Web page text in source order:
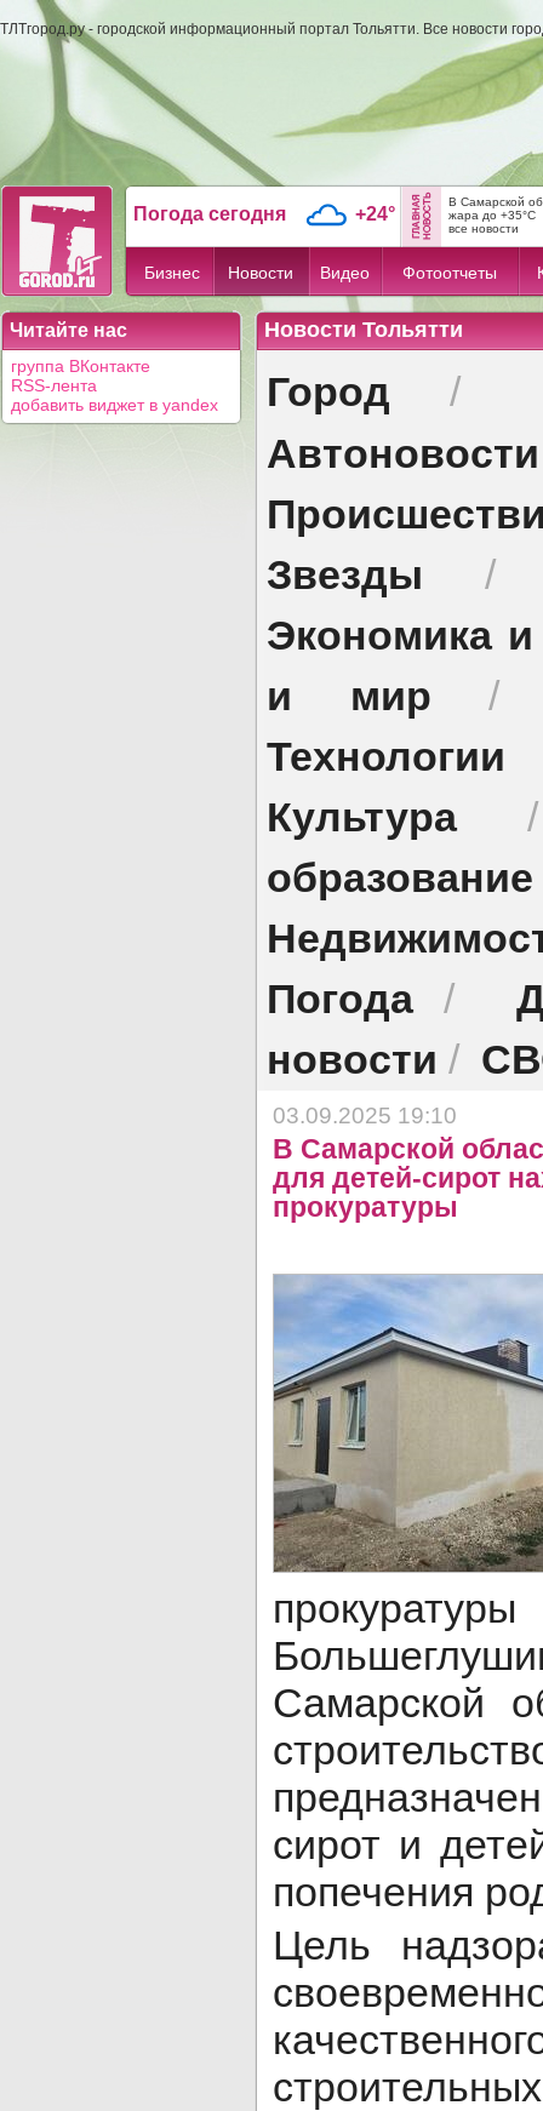
ТЛТгород.ру - городской информационный портал Тольятти. Все новости
Погода сегодня +24°
В Самарской
жара до +35°C
все новости
Бизнес Новости Видео Фотоотчеты
Читайте нас
группа ВКонтакте
RSS-лента
добавить виджет в yandex
Новости Тольятти
Город /
Автоновости
Звезды
Экономика
и мир
Технологии
Культура
образование
Погода/
новости /
03.09.2025 19:10
В Самарской
для детей-сирот
прокуратуры
прокуратуры
Самарской
сирот и
попечения
Цель